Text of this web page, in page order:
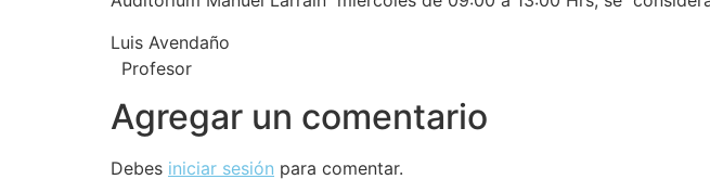
Luis Avendaño
Profesor
Agregar un comentario
Debes iniciar sesión para comentar.